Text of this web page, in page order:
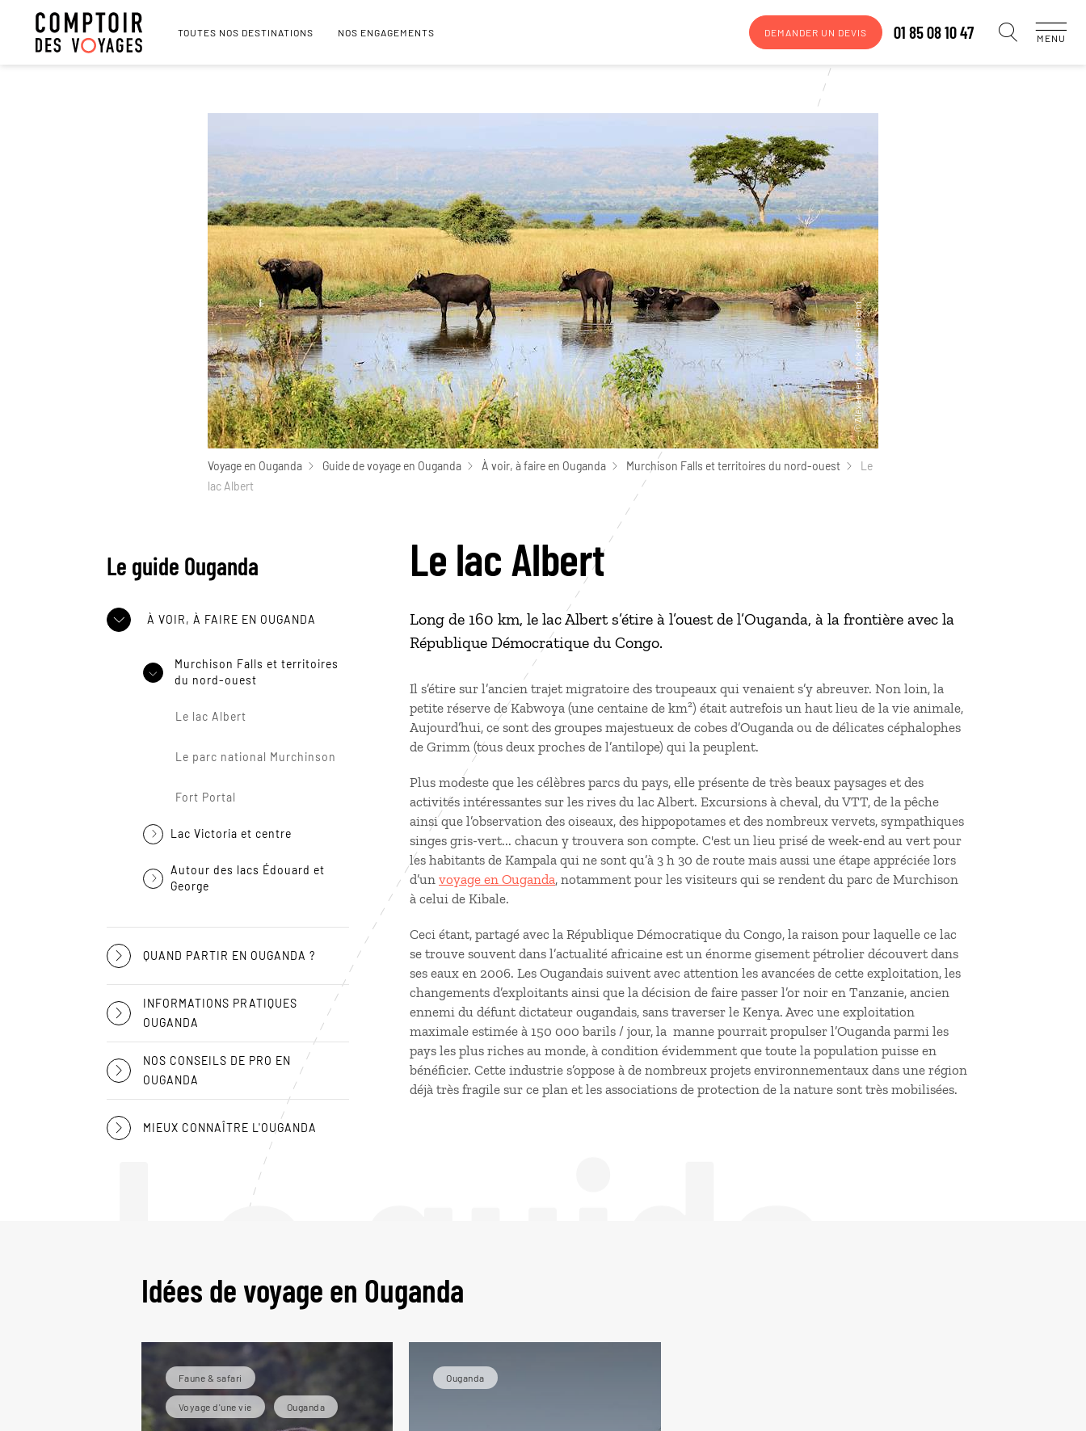
TOUTES NOS DESTINATIONS NOS ENGAGEMENTS DEMANDER UN DEVIS 01 85 08 10 47 MENU
Voyage en Ouganda Guide de voyage en Ouganda À voir, à faire en Ouganda Murchison Falls et territoires du nord-ouest
Le
lac Albert
Le guide
Le guide Ouganda
À VOIR, À FAIRE EN OUGANDA
Murchison Falls et territoires
du nord-ouest
Le lac Albert
Le parc national Murchinson
Fort Portal
Lac Victoria et centre
Autour des lacs Édouard et
George
QUAND PARTIR EN OUGANDA ?
INFORMATIONS PRATIQUES
OUGANDA
NOS CONSEILS DE PRO EN
OUGANDA
MIEUX CONNAÎTRE L'OUGANDA
Le lac Albert
Long de 160 km, le lac Albert s’étire à l’ouest de l’Ouganda, à la frontière avec la
République Démocratique du Congo.
Il s’étire sur l’ancien trajet migratoire des troupeaux qui venaient s’y abreuver. Non loin, la
petite réserve de Kabwoya (une centaine de km²) était autrefois un haut lieu de la vie animale,
Aujourd’hui, ce sont des groupes majestueux de cobes d’Ouganda ou de délicates céphalophes
de Grimm (tous deux proches de l’antilope) qui la peuplent.
Plus modeste que les célèbres parcs du pays, elle présente de très beaux paysages et des
activités intéressantes sur les rives du lac Albert. Excursions à cheval, du VTT, de la pêche
ainsi que l’observation des oiseaux, des hippopotames et des nombreux vervets, sympathiques
singes gris-vert... chacun y trouvera son compte. C'est un lieu prisé de week-end au vert pour
les habitants de Kampala qui ne sont qu’à 3 h 30 de route mais aussi une étape appréciée lors
d’un voyage en Ouganda, notamment pour les visiteurs qui se rendent du parc de Murchison
à celui de Kibale.
Ceci étant, partagé avec la République Démocratique du Congo, la raison pour laquelle ce lac
se trouve souvent dans l’actualité africaine est un énorme gisement pétrolier découvert dans
ses eaux en 2006. Les Ougandais suivent avec attention les avancées de cette exploitation, les
changements d’exploitants ainsi que la décision de faire passer l’or noir en Tanzanie, ancien
ennemi du défunt dictateur ougandais, sans traverser le Kenya. Avec une exploitation
maximale estimée à 150 000 barils / jour, la manne pourrait propulser l’Ouganda parmi les
pays les plus riches au monde, à condition évidemment que toute la population puisse en
bénéficier. Cette industrie s’oppose à de nombreux projets environnementaux dans une région
déjà très fragile sur ce plan et les associations de protection de la nature sont très mobilisées.
Idées de voyage en Ouganda
Faune & safari
Voyage d'une vie Ouganda
Ouganda